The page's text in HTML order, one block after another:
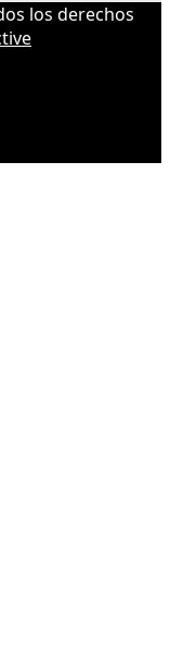
los derechos